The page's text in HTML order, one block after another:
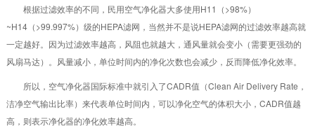
根据过滤效率的不同，民用空气净化器大多使用H11（>98%）
~H14（>99.997%）级的HEPA滤网，当然并不是说HEPA滤网的过滤效率越高就
一定越好。因为过滤效率越高，风阻也就越大，通风量就会变小（需要更强劲的
风扇马达）。风量减小，单位时间内的净化次数也会减少，反而降低净化效率。
所以，空气净化器国际标准中就引入了CADR值（Clean Air Delivery Rate，
洁净空气输出比率）来代表单位时间内，可以净化空气的体积大小，CADR值越
高，则表示净化器的净化效率越高。